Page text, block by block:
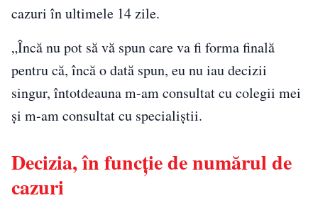
cazuri în ultimele 14 zile.
„Încă nu pot să vă spun care va fi forma finală
pentru că, încă o dată spun, eu nu iau decizii
singur, întotdeauna m-am consultat cu colegii mei
şi m-am consultat cu specialiştii.
Decizia, în funcție de numărul de
cazuri